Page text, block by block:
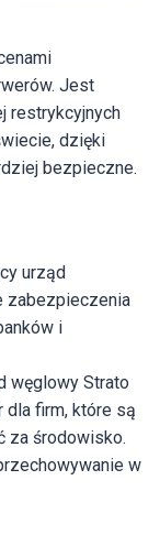
Jest
restrykcyjnych
dzięki
bezpieczne.
urząd
zabezpieczenia
i
węglowy Strato
dla firm, które są
za środowisko.
w